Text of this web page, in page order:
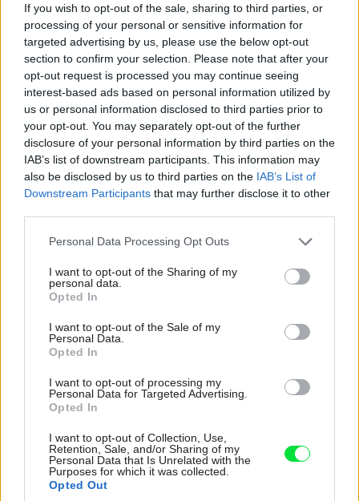
If you wish to opt-out of the sale, sharing to third parties, or
processing of your personal or sensitive information for
targeted advertising by us, please use the below opt-out
section to confirm your selection. Please note that after your
opt-out request is processed you may continue seeing
interest-based ads based on personal information utilized by
us or personal information disclosed to third parties prior to
your opt-out. You may separately opt-out of the further
disclosure of your personal information by third parties on the
IAB’s list of downstream participants. This information may
also be disclosed by us to third parties on the IAB’s List of
Downstream Participants that may further disclose it to other
Please note that this website/app uses one or more Google
not limited to your visit or usage behaviour. You may click to
grant or deny consent to Google and its third-party tags to
use your data for below specified purposes in below Google
consent section.
Personal Data Processing Opt Outs
I want to opt-out of the Sharing of my
personal data.
Opted In
I want to opt-out of the Sale of my
Personal Data.
Opted In
I want to opt-out of processing my
Personal Data for Targeted Advertising.
Opted In
I want to opt-out of Collection, Use,
Retention, Sale, and/or Sharing of my
Personal Data that Is Unrelated with the
Purposes for which it was collected.
Opted Out
TEXT: ERIKA KUHNOVÁ
FOTO: MIRO POCHYBA
ZDROJ: časopisMôj dom 5/2019
Kategória: Navrhovanie interiéru
Tagy: byty maľba novostavby
Pozrite si viac